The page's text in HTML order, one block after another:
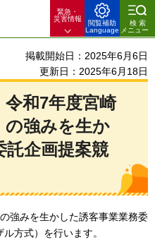
緊急・
災害情報
閲覧補助
Language
検索
メニュー
掲載開始日：2025年6月6日
更新日：2025年6月18日
令和7年度宮崎
の強みを生か
託企画提案競
強みを生かした誘客事業業務委
方式）を行います。